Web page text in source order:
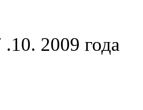
2009 года